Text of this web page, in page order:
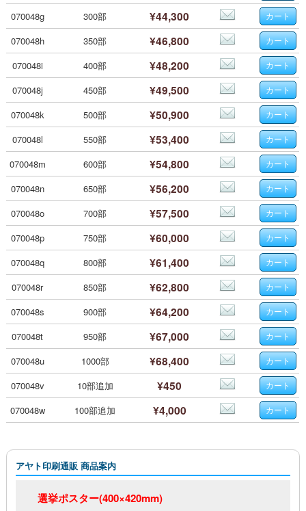
070048g 300部 ¥44,300
070048h 350部 ¥46,800
070048i 400部 ¥48,200
070048j 450部 ¥49,500
070048k 500部 ¥50,900
070048l 550部 ¥53,400
070048m 600部 ¥54,800
070048n 650部 ¥56,200
070048o 700部 ¥57,500
070048p 750部 ¥60,000
070048q 800部 ¥61,400
070048r 850部 ¥62,800
070048s 900部 ¥64,200
070048t 950部 ¥67,000
070048u 1000部 ¥68,400
070048v 10部追加 ¥450
070048w 100部追加 ¥4,000
アヤト印刷通販 商品案内
選挙ポスター(400×420mm)